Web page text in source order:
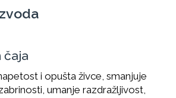
čaja
i opušta živce, smanjuje
umanje razdražljivost,